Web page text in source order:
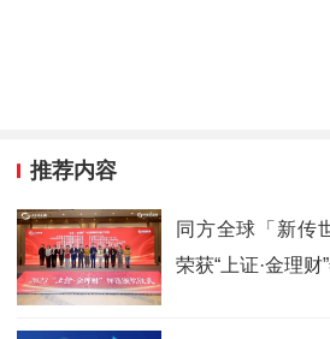
推荐内容
同方全球「新传
荣获“上证·金理